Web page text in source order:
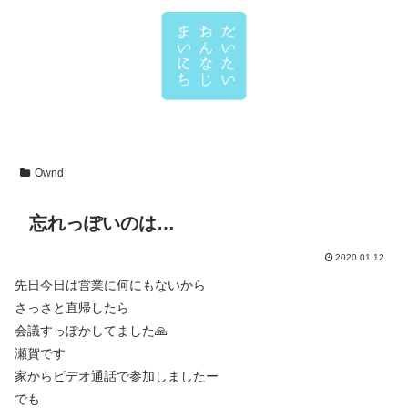
Ownd
忘れっぽいのは…
2020.01.12
先日今日は営業に何にもないから
さっさと直帰したら
会議すっぽかしてました🙏
瀬賀です
家からビデオ通話で参加しましたー
でも